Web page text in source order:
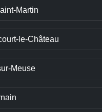
Martin
le-Château
Meuse